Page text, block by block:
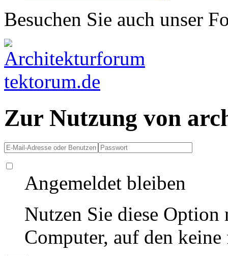
Besuchen Sie auch unser
Zur Nutzung von
Angemeldet bleiben
Nutzen Sie diese
Computer, auf den